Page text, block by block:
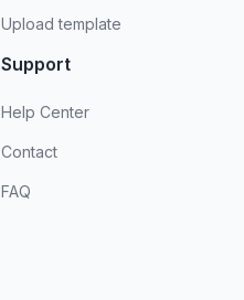
Upload template
Support
Help Center
Contact
FAQ